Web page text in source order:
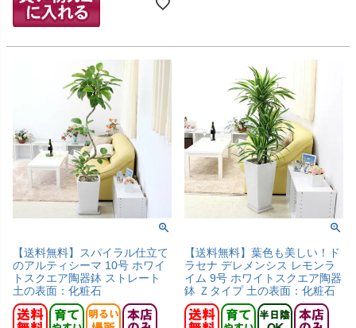
【送料無料】スパイラル仕立て
のアルティシーマ 10号 ホワイ
トスクエア陶器鉢 ストレート
土の表面：化粧石
【送料無料】葉色も美しい！ド
ラセナ デレメンシス レモンラ
イム 9号 ホワイトスクエア陶器
鉢 Ｚタイプ 土の表面：化粧石